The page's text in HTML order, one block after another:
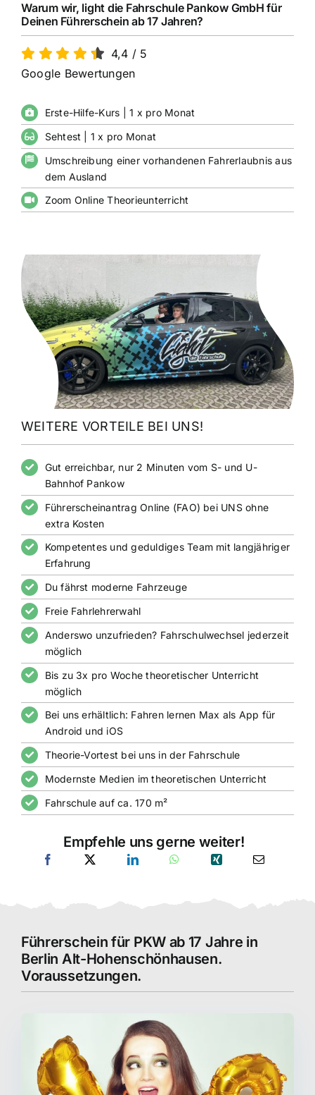
Warum wir, light die Fahrschule Pankow GmbH für
Deinen Führerschein ab 17 Jahren?
4,4 / 5
Google Bewertungen
Erste-Hilfe-Kurs | 1 x pro Monat
Sehtest | 1 x pro Monat
Umschreibung einer vorhandenen Fahrerlaubnis aus
dem Ausland
Zoom Online Theorieunterricht
WEITERE VORTEILE BEI UNS!
Gut erreichbar, nur 2 Minuten vom S- und U-
Bahnhof Pankow
Führerscheinantrag Online (FAO) bei UNS ohne
extra Kosten
Kompetentes und geduldiges Team mit langjähriger
Erfahrung
Du fährst moderne Fahrzeuge
Freie Fahrlehrerwahl
Anderswo unzufrieden? Fahrschulwechsel jederzeit
möglich
Bis zu 3x pro Woche theoretischer Unterricht
möglich
Bei uns erhältlich: Fahren lernen Max als App für
Android und iOS
Theorie-Vortest bei uns in der Fahrschule
Modernste Medien im theoretischen Unterricht
Fahrschule auf ca. 170 m²
Empfehle uns gerne weiter!
Führerschein für PKW ab 17 Jahre in
Berlin Alt-Hohenschönhausen.
Voraussetzungen.